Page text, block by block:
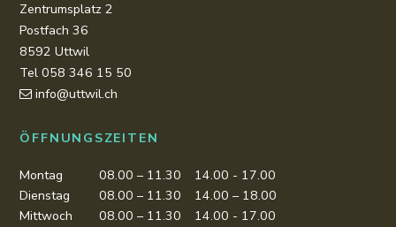
Zentrumsplatz 2
Postfach 36
8592 Uttwil
Tel 058 346 15 50
info@uttwil.ch
ÖFFNUNGSZEITEN
Montag 08.00 – 11.30
14.00 - 17.00
Dienstag
08.00 – 11.30
14.00 – 18.00
Mittwoch
08.00 – 11.30
14.00 - 17.00